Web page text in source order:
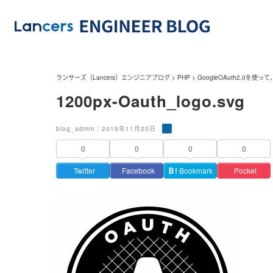
ランサーズ（Lancers）エンジニアブログ > PHP > GoogleOAuth2.0を使って
1200px-Oauth_logo.svg
blog_admin｜2019年11月20日
0
Twitter
0
Facebook
0
Ｂ! Bookmark
0
Pocket